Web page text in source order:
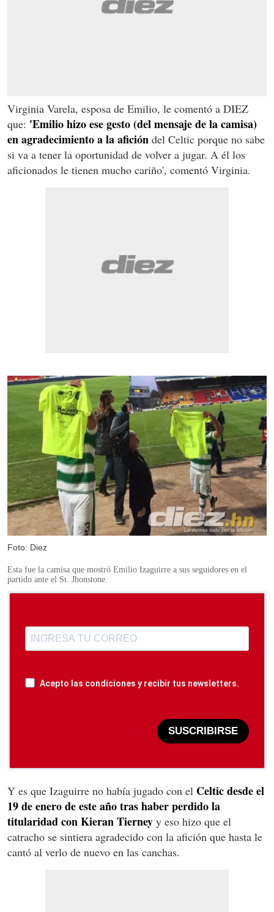
Virginia Varela, esposa de Emilio, le comentó a DIEZ
que: 'Emilio hizo ese gesto (del mensaje de la camisa)
en agradecimiento a la afición del Celtic porque no sabe
si va a tener la oportunidad de volver a jugar. A él los
aficionados le tienen mucho cariño', comentó Virginia.
Foto: Diez
Esta fue la camisa que mostró Emilio Izaguirre a sus seguidores en el
partido ante el St. Jhonstone.
Acepto las condiciones y recibir tus newsletters.
SUSCRIBIRSE
Y es que Izaguirre no había jugado con el Celtic desde el
19 de enero de este año tras haber perdido la
titularidad con Kieran Tierney y eso hizo que el
catracho se sintiera agradecido con la afición que hasta le
cantó al verlo de nuevo en las canchas.